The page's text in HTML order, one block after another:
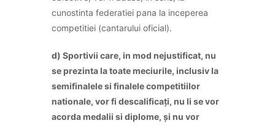
cunostinta federatiei pana la inceperea
competitiei (cantarului oficial).
d) Sportivii care, in mod nejustificat, nu
se prezinta la toate meciurile, inclusiv la
semifinalele si finalele competitiilor
nationale, vor fi descalificați, nu li se vor
acorda medalii si diplome, și nu vor